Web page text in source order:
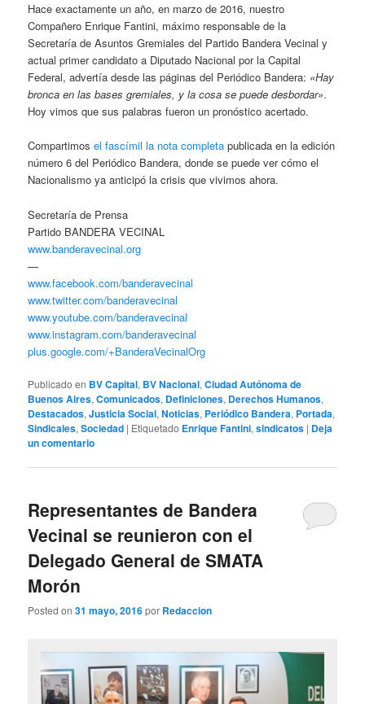
Hace exactamente un año, en marzo de 2016, nuestro
Compañero Enrique Fantini, máximo responsable de la
Secretaría de Asuntos Gremiales del Partido Bandera Vecinal y
actual primer candidato a Diputado Nacional por la Capital
Federal, advertía desde las páginas del Periódico Bandera: «Hay
bronca en las bases gremiales, y la cosa se puede desbordar».
Hoy vimos que sus palabras fueron un pronóstico acertado.
Compartimosel fascímil la nota completa publicada en la edición
número 6 del Periódico Bandera, donde se puede ver cómo el
Nacionalismo ya anticipó la crisis que vivimos ahora.
Secretaría de Prensa
Partido BANDERA VECINAL
www.banderavecinal.org
—
www.facebook.com/banderavecinal
www.twitter.com/banderavecinal
www.youtube.com/banderavecinal
www.instagram.com/banderavecinal
plus.google.com/+BanderaVecinalOrg
Publicado en BV Capital, BV Nacional,Ciudad Autónoma de
Buenos Aires,Comunicados, Definiciones, Derechos Humanos,
Destacados,Justicia Social,Noticias, Periódico Bandera, Portada,
Sindicales,Sociedad | Etiquetado Enrique Fantini,sindicatos | Deja
un comentario
Representantes de Bandera
Vecinal se reunieron con el
Delegado General de SMATA
Morón
Posted on31 mayo, 2016por Redaccion